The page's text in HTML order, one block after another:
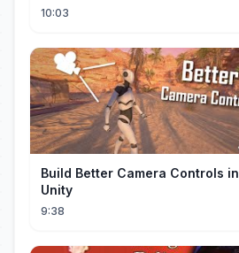
10:03
Build Better Camera Controls in
Unity
9:38